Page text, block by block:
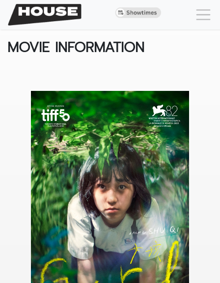
MOVIE INFORMATION